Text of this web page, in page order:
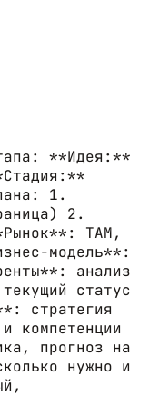
**Идея:**
1.
2.
TAM,
модель**:
анализ
статус
стратегия
компетенции
прогноз на
нужно и